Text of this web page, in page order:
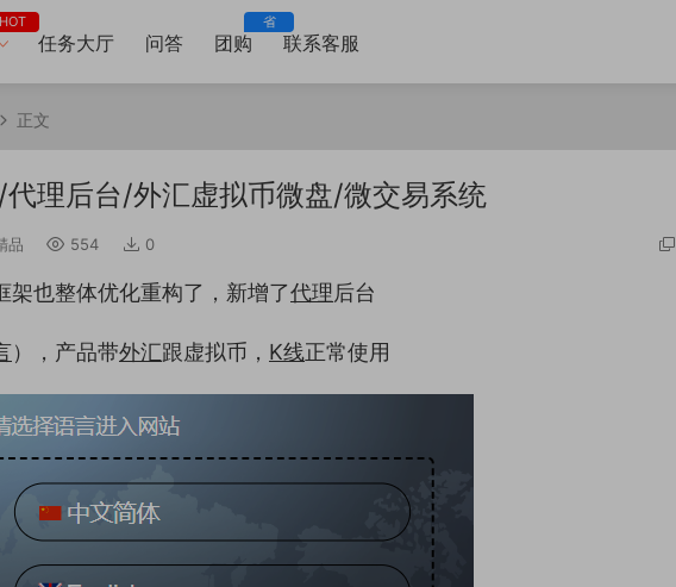
HOT
任务大厅 问答 团购
省
联系客服
正文
理后台/外汇虚拟币微盘/微交易系统
品 554 0
架也整体优化重构了，新增了代理后台
），产品带外汇跟虚拟币， K线正常使用